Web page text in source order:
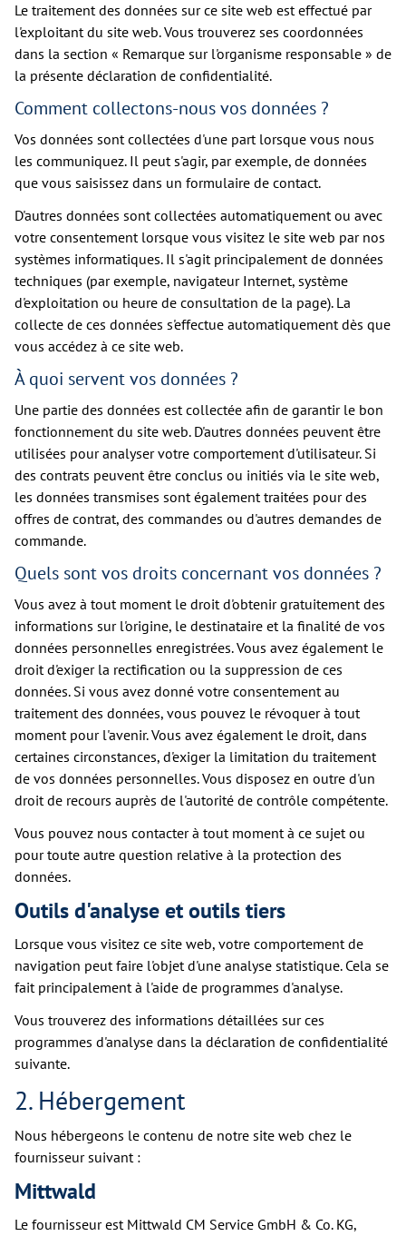
Le traitement des données sur ce site web est effectué par
l'exploitant du site web. Vous trouverez ses coordonnées
dans la section « Remarque sur l'organisme responsable » de
la présente déclaration de confidentialité.
Comment collectons-nous vos données ?
Vos données sont collectées d'une part lorsque vous nous
les communiquez. Il peut s'agir, par exemple, de données
que vous saisissez dans un formulaire de contact.
D'autres données sont collectées automatiquement ou avec
votre consentement lorsque vous visitez le site web par nos
systèmes informatiques. Il s'agit principalement de données
techniques (par exemple, navigateur Internet, système
d'exploitation ou heure de consultation de la page). La
collecte de ces données s'effectue automatiquement dès que
vous accédez à ce site web.
À quoi servent vos données ?
Une partie des données est collectée afin de garantir le bon
fonctionnement du site web. D'autres données peuvent être
utilisées pour analyser votre comportement d'utilisateur. Si
des contrats peuvent être conclus ou initiés via le site web,
les données transmises sont également traitées pour des
offres de contrat, des commandes ou d'autres demandes de
commande.
Quels sont vos droits concernant vos données ?
Vous avez à tout moment le droit d'obtenir gratuitement des
informations sur l'origine, le destinataire et la finalité de vos
données personnelles enregistrées. Vous avez également le
droit d'exiger la rectification ou la suppression de ces
données. Si vous avez donné votre consentement au
traitement des données, vous pouvez le révoquer à tout
moment pour l'avenir. Vous avez également le droit, dans
certaines circonstances, d'exiger la limitation du traitement
de vos données personnelles. Vous disposez en outre d'un
droit de recours auprès de l'autorité de contrôle compétente.
Vous pouvez nous contacter à tout moment à ce sujet ou
pour toute autre question relative à la protection des
données.
Outils d'analyse et outils tiers
Lorsque vous visitez ce site web, votre comportement de
navigation peut faire l'objet d'une analyse statistique. Cela se
fait principalement à l'aide de programmes d'analyse.
Vous trouverez des informations détaillées sur ces
programmes d'analyse dans la déclaration de confidentialité
suivante.
2. Hébergement
Nous hébergeons le contenu de notre site web chez le
fournisseur suivant :
Mittwald
Le fournisseur est Mittwald CM Service GmbH & Co. KG,